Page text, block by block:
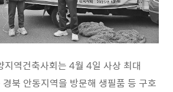
지역건축사회는 4월 4일 사상 최대
북 안동지역을 방문해 생필품 등 구호